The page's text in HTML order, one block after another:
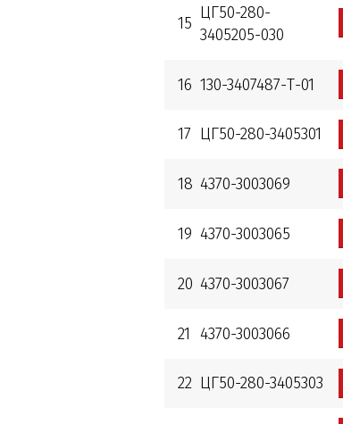
15
ЦГ50-280-
3405205-030
16 130-3407487-Т-01
17 ЦГ50-280-3405301
18 4370-3003069
19 4370-3003065
20 4370-3003067
21 4370-3003066
22 ЦГ50-280-3405303